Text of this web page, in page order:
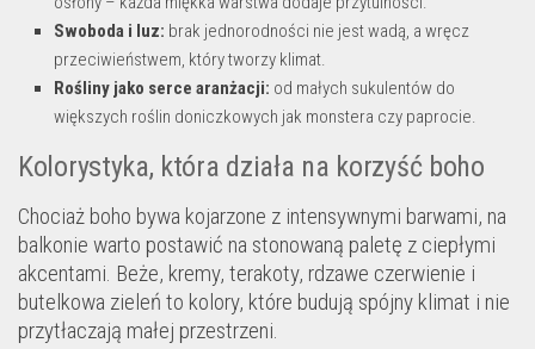
Swoboda i luz: brak jednorodności nie jest wadą, a wręcz
przeciwieństwem, który tworzy klimat.
Rośliny jako serce aranżacji: od małych sukulentów do
większych roślin doniczkowych jak monstera czy paprocie.
Kolorystyka, która działa na korzyść boho
Chociaż boho bywa kojarzone z intensywnymi barwami, na
balkonie warto postawić na stonowaną paletę z ciepłymi
akcentami. Beże, kremy, terakoty, rdzawe czerwienie i
butelkowa zieleń to kolory, które budują spójny klimat i nie
przytłaczają małej przestrzeni.